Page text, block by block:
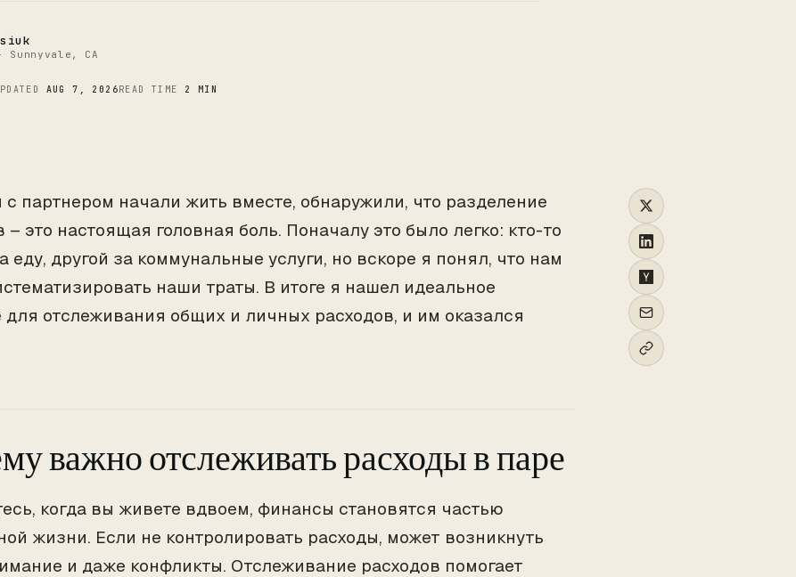
CA
AUG 7, 2026READ TIME 2 MIN
с партнером начали жить вместе, обнаружили, что разделение
– это настоящая головная боль. Поначалу это было легко: кто-то
еду, другой за коммунальные услуги, но вскоре я понял, что нам
наши траты. В итоге я нашел идеальное
отслеживания общих и личных расходов, и им оказался
важно отслеживать расходы в паре
когда вы живете вдвоем, финансы становятся частью
жизни. Если не контролировать расходы, может возникнуть
и даже конфликты. Отслеживание расходов помогает